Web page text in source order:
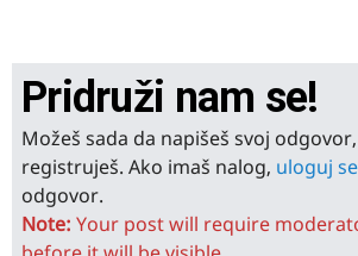
Pridruži nam se!
Možeš sada da napišeš svoj
registruješ. Ako imaš nalog, uloguj se
odgovor.
Note: Your post will require